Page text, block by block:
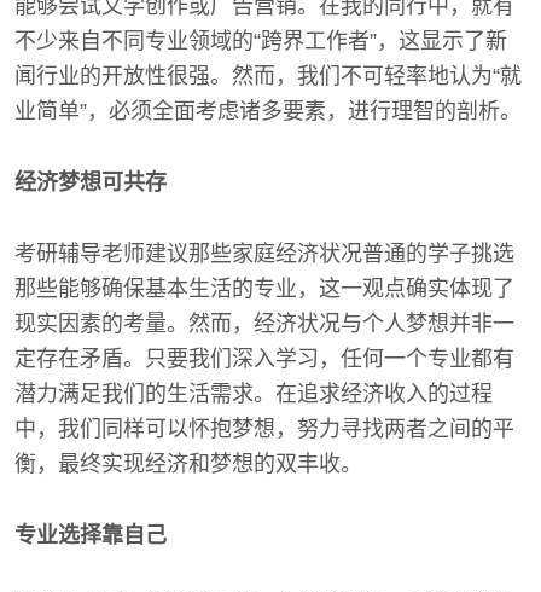
能够尝试文学创作或广告营销。在我的同行中，就有
不少来自不同专业领域的“跨界工作者”，这显示了新
闻行业的开放性很强。然而，我们不可轻率地认为“就
业简单”，必须全面考虑诸多要素，进行理智的剖析。
经济梦想可共存
考研辅导老师建议那些家庭经济状况普通的学子挑选
那些能够确保基本生活的专业，这一观点确实体现了
现实因素的考量。然而，经济状况与个人梦想并非一
定存在矛盾。只要我们深入学习，任何一个专业都有
潜力满足我们的生活需求。在追求经济收入的过程
中，我们同样可以怀抱梦想，努力寻找两者之间的平
衡，最终实现经济和梦想的双丰收。
专业选择靠自己